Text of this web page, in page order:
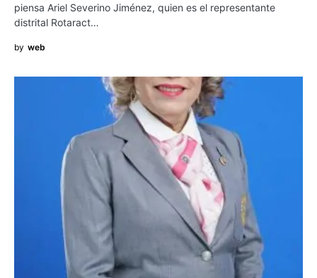
piensa Ariel Severino Jiménez, quien es el representante
distrital Rotaract…
by web